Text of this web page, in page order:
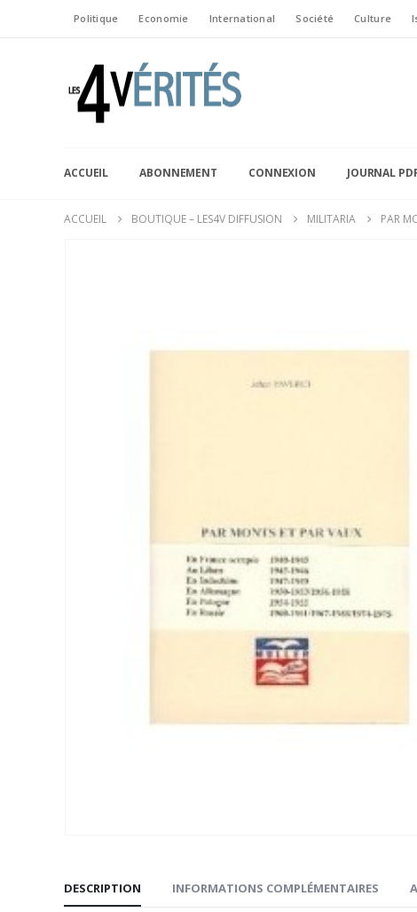
Politique Economie International Société Culture
ACCUEIL ABONNEMENT CONNEXION JOURNAL
ACCUEIL BOUTIQUE – LES4V DIFFUSION MILITARIA PAR
DESCRIPTION INFORMATIONS COMPLÉMENTAIRES